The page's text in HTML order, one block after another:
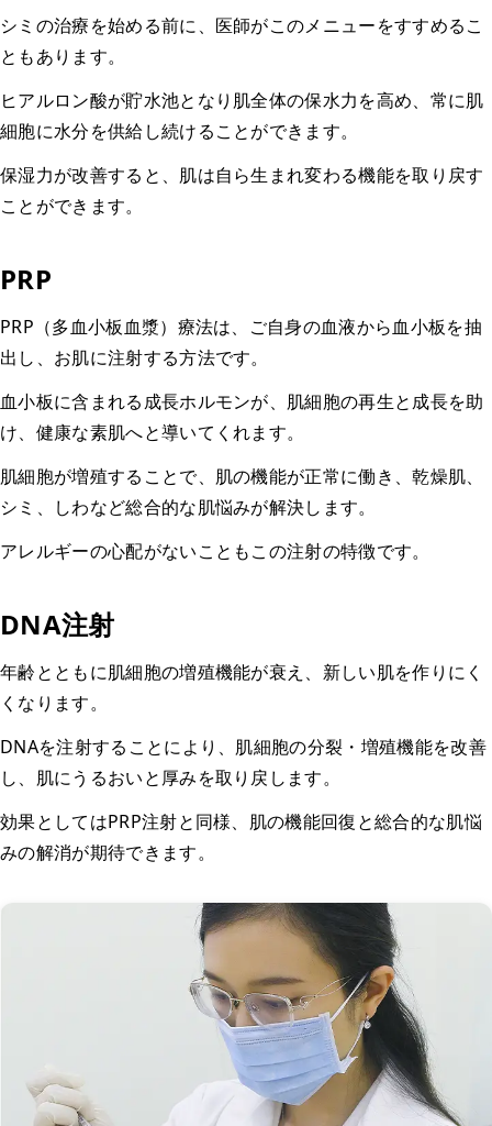
シミの治療を始める前に、医師がこのメニューをすすめるこ
ともあります。
ヒアルロン酸が貯水池となり肌全体の保水力を高め、常に肌
細胞に水分を供給し続けることができます。
保湿力が改善すると、肌は自ら生まれ変わる機能を取り戻す
ことができます。
PRP
PRP（多血小板血漿）療法は、ご自身の血液から血小板を抽
出し、お肌に注射する方法です。
血小板に含まれる成長ホルモンが、肌細胞の再生と成長を助
け、健康な素肌へと導いてくれます。
肌細胞が増殖することで、肌の機能が正常に働き、乾燥肌、
シミ、しわなど総合的な肌悩みが解決します。
アレルギーの心配がないこともこの注射の特徴です。
DNA注射
年齢とともに肌細胞の増殖機能が衰え、新しい肌を作りにく
くなります。
DNAを注射することにより、肌細胞の分裂・増殖機能を改善
し、肌にうるおいと厚みを取り戻します。
効果としてはPRP注射と同様、肌の機能回復と総合的な肌悩
みの解消が期待できます。